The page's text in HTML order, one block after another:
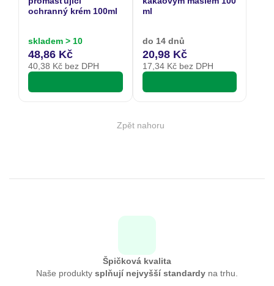
ochranný krém 100ml
skladem > 10
48,86 Kč
40,38 Kč bez DPH
ml
do 14 dnů
20,98 Kč
17,34Kč bez DPH
Zpět nahoru
Špičková kvalita
Naše produkty splňují nejvyšší standardy na trhu.